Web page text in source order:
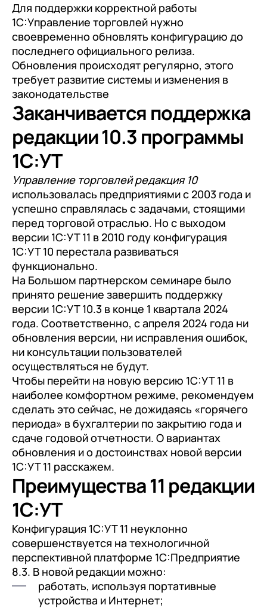
Для поддержки корректной работы
1С:Управление торговлей нужно
своевременно обновлять конфигурацию до
последнего официального релиза.
Обновления происходят регулярно, этого
требует развитие системы и изменения в
законодательстве
Заканчивается поддержка
редакции 10.3 программы
1С:УТ
Управление торговлей редакция 10
использовалась предприятиями с 2003 года и
успешно справлялась с задачами, стоящими
перед торговой отраслью. Но с выходом
версии 1С:УТ 11 в 2010 году конфигурация
1С:УТ 10 перестала развиваться
функционально.
На Большом партнерском семинаре было
принято решение завершить поддержку
версии 1С:УТ 10.3 в конце 1 квартала 2024
года. Соответственно, с апреля 2024 года ни
обновления версии, ни исправления ошибок,
ни консультации пользователей
осуществляться не будут.
Чтобы перейти на новую версию 1С:УТ 11 в
наиболее комфортном режиме, рекомендуем
сделать это сейчас, не дожидаясь «горячего
периода» в бухгалтерии по закрытию года и
сдаче годовой отчетности. О вариантах
обновления и о достоинствах новой версии
1С:УТ 11 расскажем.
Преимущества 11 редакции
1С:УТ
Конфигурация 1С:УТ 11 неуклонно
совершенствуется на технологичной
перспективной платформе 1С:Предприятие
8.3. В новой редакции можно:
работать, используя портативные
устройства и Интернет;
1С-Отчетность
1С:Фреш
Доки 1С